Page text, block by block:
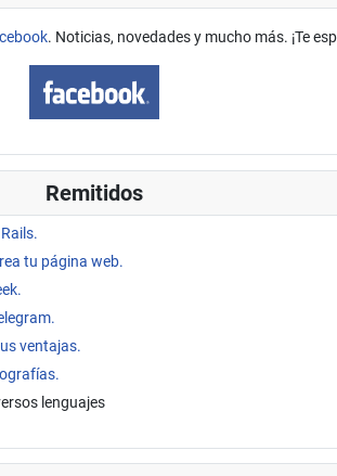
. Noticias, novedades y mucho más. ¡Te
Remitidos
tu página web.
ventajas.
lenguajes